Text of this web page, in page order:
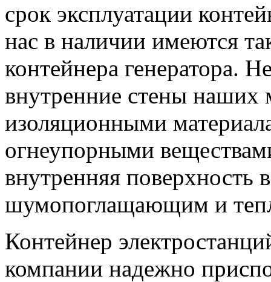
срок эксплуатации
нас в наличии имеются
контейнера генератора.
внутренние стены наших
изоляционными
огнеупорными
внутренняя поверхность
шумопоглащающим и
Контейнер
компании надежно